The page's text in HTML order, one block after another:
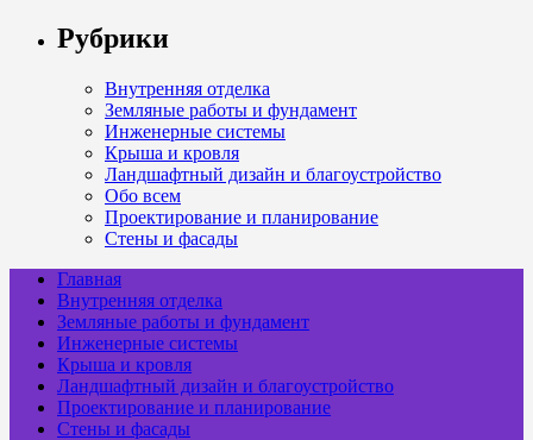
Рубрики
Внутренняя отделка
Земляные работы и фундамент
Инженерные системы
Крыша и кровля
Ландшафтный дизайн и благоустройство
Обо всем
Проектирование и планирование
Стены и фасады
Главная
Внутренняя отделка
Земляные работы и фундамент
Инженерные системы
Крыша и кровля
Ландшафтный дизайн и благоустройство
Проектирование и планирование
Стены и фасады